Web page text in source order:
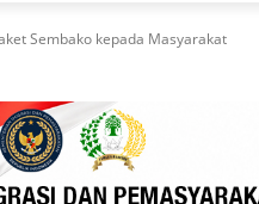
Sembako kepada Masyarakat